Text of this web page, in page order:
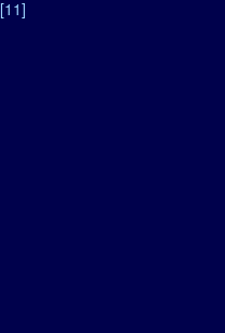
[11]